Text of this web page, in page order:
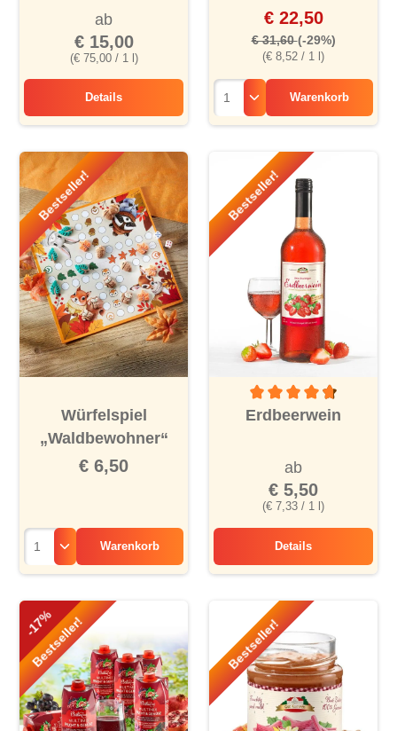
(€ 75,00 / 1 l)
ab
€ 15,00
Details
Acerolasaft, 8er
(€ 8,52 / 1 l)
€ 22,50
€ 31,60(-29%)
Warenkorb
Bestseller!
Würfelspiel
„Waldbewohner“
€ 6,50
Warenkorb
Bestseller!
Durchschnittliche
Erdbeerwein
(€ 7,33 / 1 l)
ab
€ 5,50
Details
-17%
Bestseller! Bestseller!